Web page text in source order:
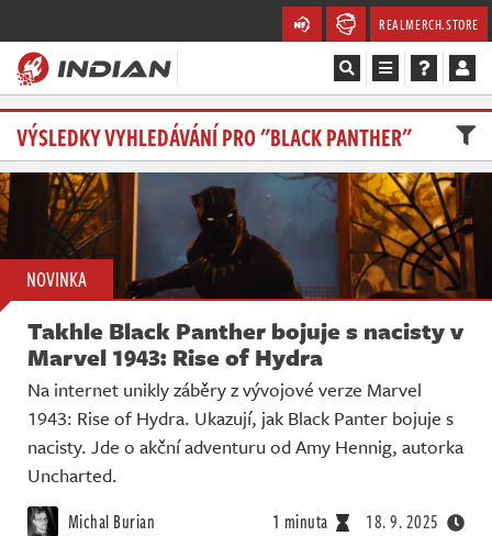
REALMERCH.STORE
Magazín
Recenze
Videa
Soutěže
Databáze
Komunita
Redakce
Živě
VÝSLEDKY VYHLEDÁVÁNÍ PRO "BLACK PANTHER"
NOVINKA
Takhle Black Panther bojuje s nacisty v
Marvel 1943: Rise of Hydra
Na internet unikly záběry z vývojové verze Marvel
1943: Rise of Hydra. Ukazují, jak Black Panter bojuje s
nacisty. Jde o akční adventuru od Amy Hennig, autorka
Uncharted.
Michal Burian 1 minuta 18. 9. 2025